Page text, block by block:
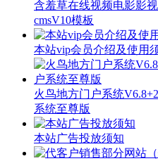
含羞草在线视频电影影
cmsV10模板
本站vip会员介绍及使用
火鸟地方门户系统
系统至尊版
本站广告投放须知